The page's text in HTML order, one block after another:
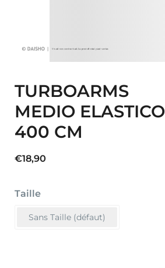
TURBOARMS
MEDIO ELASTICO
400 CM
€18,90
Taille
Sans Taille (défaut)